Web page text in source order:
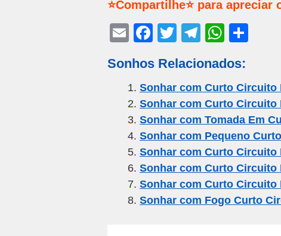
⭐Compartilhe⭐ para
E
ail
F
c
e
b
o
o
k
T
tt
er
T
e
gr
a
m
W
at
s
A
p
p
e
Sonhos Relacionados:
Sonhar com Curto Circuito
Sonhar com Curto Circuito
Sonhar com Tomada Em
Sonhar com Pequeno
Sonhar com Curto Circuito
Sonhar com Curto Circuito
Sonhar com Curto Circuito
Sonhar com Fogo Curto